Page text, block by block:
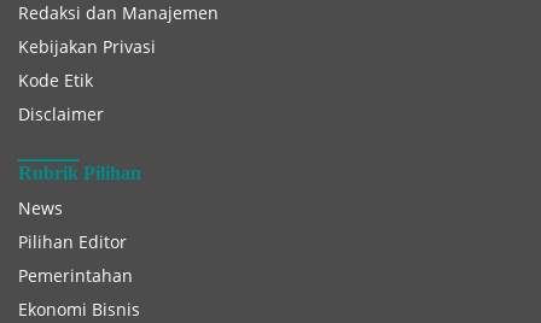
Redaksi dan Manajemen
Kebijakan Privasi
Kode Etik
Disclaimer
Rubrik Pilihan
News
Pilihan Editor
Pemerintahan
Ekonomi Bisnis